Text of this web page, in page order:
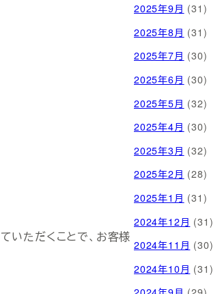
いただくことで、お客様
2025年9月 (31)
2025年8月 (31)
2025年7月 (30)
2025年6月 (30)
2025年5月 (32)
2025年4月 (30)
2025年3月 (32)
2025年2月 (28)
2025年1月 (31)
2024年12月 (31)
2024年11月 (30)
2024年10月 (31)